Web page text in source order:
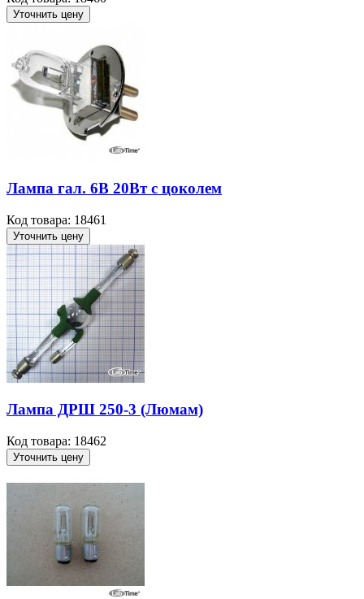
Уточнить цену
Лампа гал. 6В 20Вт с цоколем
Код товара: 18461
Уточнить цену
Лампа ДРШ 250-3 (Люмам)
Код товара: 18462
Уточнить цену